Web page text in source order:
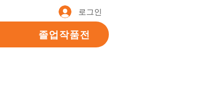
로그인
졸업작품전